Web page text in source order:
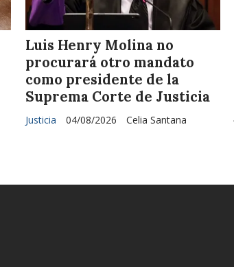
Luis Henry Molina no
procurará otro mandato
como presidente de la
Suprema Corte de Justicia
Celia Santana
Justicia 04/08/2026